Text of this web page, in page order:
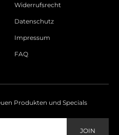
Widerrufsrecht
Datenschutz
Impressum
FAQ
Produkten und Specials